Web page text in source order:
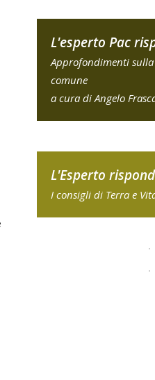
L'esperto Pac
Approfondimenti
comune
a cura di Angelo
L'Esperto
I consigli di Terra e